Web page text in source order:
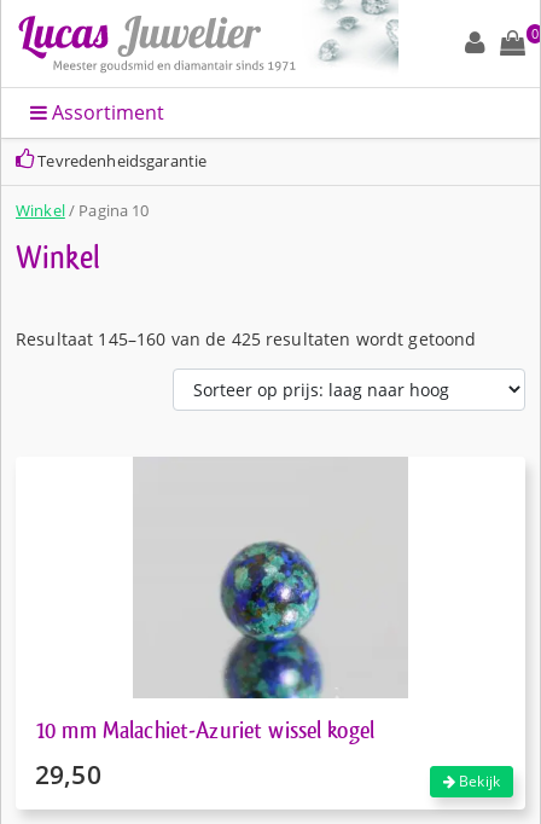
0
Assortiment
Snelle levering en altijd leuk ingepakt
Winkel/ Pagina 10
Winkel
Resultaat 145–160 van de 425 resultaten wordt getoond
10 mm Malachiet-Azuriet wissel kogel
29,50 Bekijk